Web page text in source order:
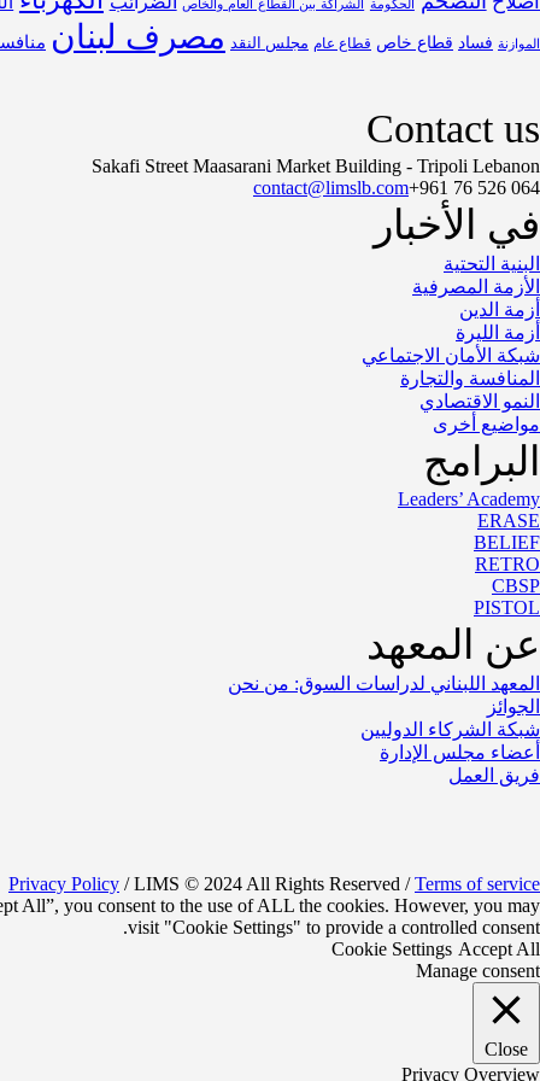
الحكومة الشراكة بين القطاع العام والخاص
الموازنة فساد قطاع خاص قطاع عام مجلس النقد مصرف لبنان
Contact us
Sakafi Street Maasarani Market Building - Tripoli Lebanon
contact@limslb.com+961 76 526 064
في الأخبار
البنية التحتية
الأزمة المصرفية
أزمة الدين
أزمة الليرة
شبكة الأمان الاجتماعي
المنافسة والتجارة
النمو الاقتصادي
مواضيع أخرى
البرامج
Leaders’ Academy
ERASE
BELIEF
RETRO
CBSP
PISTOL
عن المعهد
المعهد اللبناني لدراسات السوق: من نحن
الجوائز
شبكة الشركاء الدوليين
أعضاء مجلس الإدارة
فريق العمل
Privacy Policy / LIMS © 2024 All Rights Reserved /Terms of service
All”, you consent to the use of ALL the cookies. However, you may
visit "Cookie Settings" to provide a controlled consent.
Cookie Settings Accept All
Manage consent
Close
Privacy Overview